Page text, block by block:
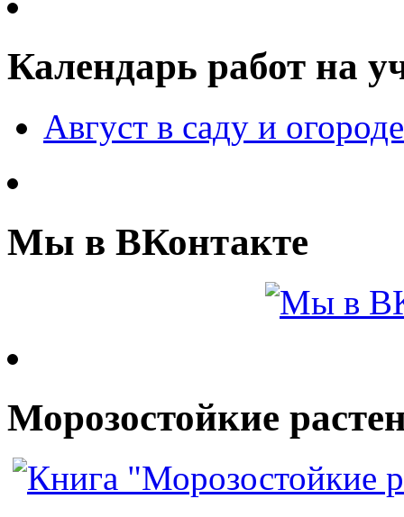
Календарь работ на
Август в саду и огороде
Мы в ВКонтакте
Морозостойкие